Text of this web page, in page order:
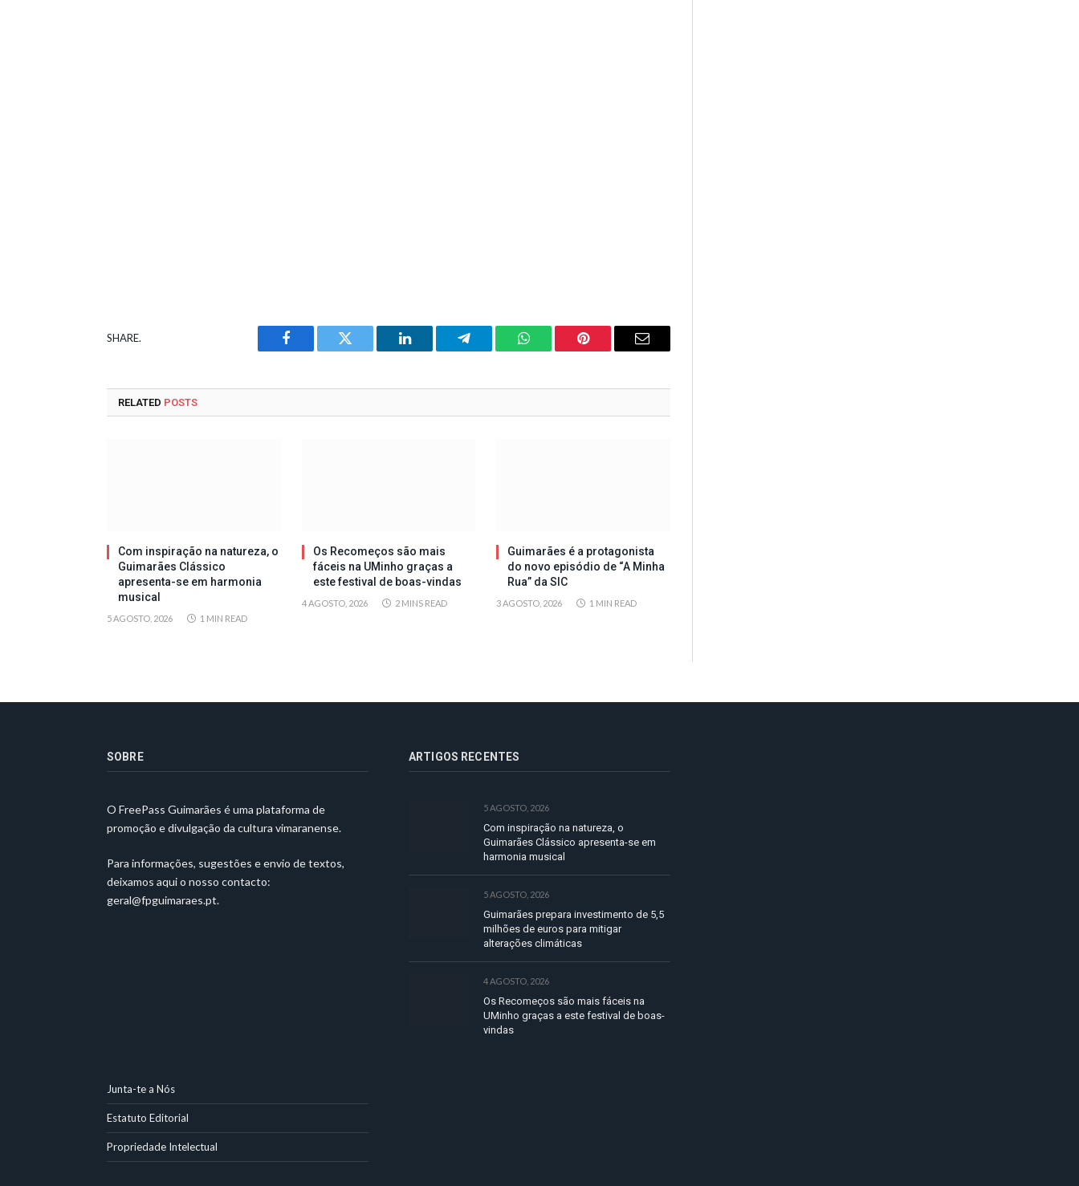
SHARE.
Facebook Twitter LinkedIn Telegram WhatsAppPinterest Email
RELATED POSTS
Com inspiração na natureza, o
Guimarães Clássico
apresenta-se em harmonia
musical
5 AGOSTO, 2026 1 MIN READ
Os Recomeços são mais
fáceis na UMinho graças a
este festival de boas-vindas
4 AGOSTO, 2026 2 MINS READ
Guimarães é a protagonista
do novo episódio de “A Minha
Rua” da SIC
3 AGOSTO, 2026 1 MIN READ
SOBRE
O FreePass Guimarães é uma plataforma de
promoção e divulgação da cultura vimaranense.
Para informações, sugestões e envio de textos,
deixamos aqui o nosso contacto:
geral@fpguimaraes.pt.
ARTIGOS RECENTES
5 AGOSTO, 2026
Com inspiração na natureza, o
Guimarães Clássico apresenta-se em
harmonia musical
5 AGOSTO, 2026
Guimarães prepara investimento de 5,5
milhões de euros para mitigar
alterações climáticas
4 AGOSTO, 2026
Os Recomeços são mais fáceis na
UMinho graças a este festival de boas-
vindas
Junta-te a Nós
Estatuto Editorial
Propriedade Intelectual